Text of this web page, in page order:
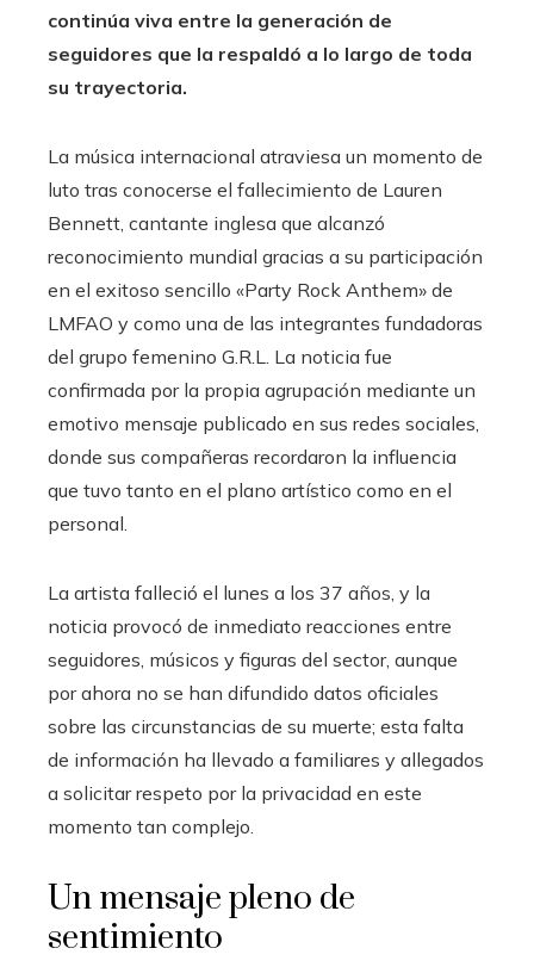
continúa viva entre la generación de
seguidores que la respaldó a lo largo de toda
su trayectoria.
La música internacional atraviesa un momento de
luto tras conocerse el fallecimiento de Lauren
Bennett, cantante inglesa que alcanzó
reconocimiento mundial gracias a su participación
en el exitoso sencillo «Party Rock Anthem» de
LMFAO y como una de las integrantes fundadoras
del grupo femenino G.R.L. La noticia fue
confirmada por la propia agrupación mediante un
emotivo mensaje publicado en sus redes sociales,
donde sus compañeras recordaron la influencia
que tuvo tanto en el plano artístico como en el
personal.
La artista falleció el lunes a los 37 años, y la
noticia provocó de inmediato reacciones entre
seguidores, músicos y figuras del sector, aunque
por ahora no se han difundido datos oficiales
sobre las circunstancias de su muerte; esta falta
de información ha llevado a familiares y allegados
a solicitar respeto por la privacidad en este
momento tan complejo.
Un mensaje pleno de
sentimiento